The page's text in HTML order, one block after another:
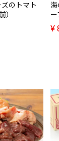
のトマト
）
海
ー
¥